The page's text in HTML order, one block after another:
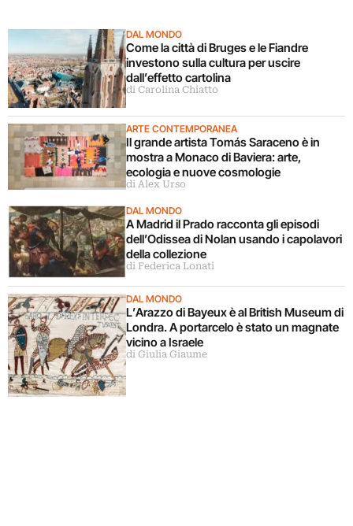
DAL MONDO
Come la città di Bruges e le Fiandre
investono sulla cultura per uscire
dall’effetto cartolina
di Carolina Chiatto
ARTE CONTEMPORANEA
Il grande artista Tomás Saraceno è in
mostra a Monaco di Baviera: arte,
ecologia e nuove cosmologie
di Alex Urso
DAL MONDO
A Madrid il Prado racconta gli episodi
dell’Odissea di Nolan usando i capolavori
della collezione
di Federica Lonati
DAL MONDO
L’Arazzo di Bayeux è al British Museum di
Londra. A portarcelo è stato un magnate
vicino a Israele
di Giulia Giaume